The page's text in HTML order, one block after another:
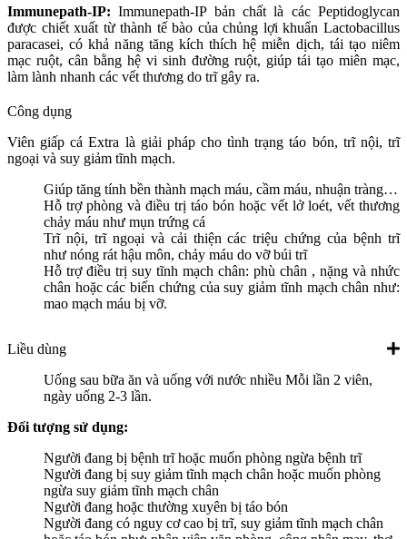
Immunepath-IP:Immunepath-IP bản chất là các Peptidoglycan
được chiết xuất từ thành tế bào của chủng lợi khuẩn Lactobacillus
paracasei, có khả năng tăng kích thích hệ miễn dịch, tái tạo niêm
mạc ruột, cân bằng hệ vi sinh đường ruột, giúp tái tạo miên mạc,
làm lành nhanh các vết thương do trĩ gây ra.
Công dụng
Viên giấp cá Extra là giải pháp cho tình trạng táo bón, trĩ nội, trĩ
ngoại và suy giảm tĩnh mạch.
Giúp tăng tính bền thành mạch máu, cầm máu, nhuận tràng…
Hỗ trợ phòng và điều trị táo bón hoặc vết lở loét, vết thương
chảy máu như mụn trứng cá
Trĩ nội, trĩ ngoại và cải thiện các triệu chứng của bệnh trĩ
như nóng rát hậu môn, chảy máu do vỡ búi trĩ
Hỗ trợ điều trị suy tĩnh mạch chân: phù chân , nặng và nhức
chân hoặc các biến chứng của suy giảm tĩnh mạch chân như:
mao mạch máu bị vỡ.
Liều dùng
Uống sau bữa ăn và uống với nước nhiều Mỗi lần 2 viên,
ngày uống 2-3 lần.
Đối tượng sử dụng:
Người đang bị bệnh trĩ hoặc muốn phòng ngừa bệnh trĩ
Người đang bị suy giảm tĩnh mạch chân hoặc muốn phòng
ngừa suy giảm tĩnh mạch chân
Người đang hoặc thường xuyên bị táo bón
Người đang có nguy cơ cao bị trĩ, suy giảm tĩnh mạch chân